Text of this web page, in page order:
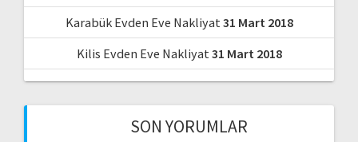
Karabük Evden Eve Nakliyat 31 Mart 2018
Kilis Evden Eve Nakliyat 31 Mart 2018
SON YORUMLAR